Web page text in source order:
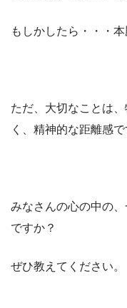
もしかしたら・・・
ただ、大切なことは
く、精神的な距離感で
みなさんの心の中の
ですか？
ぜひ教えてください。